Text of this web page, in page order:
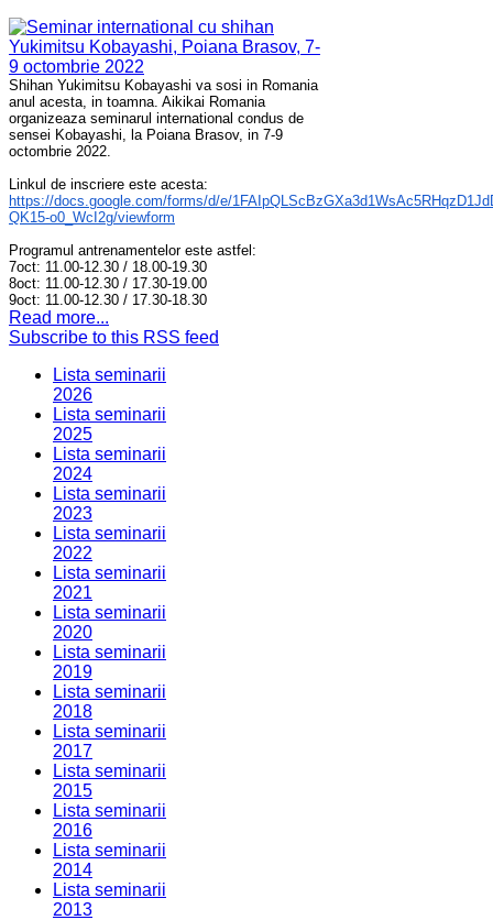
Shihan Yukimitsu Kobayashi va sosi in Romania
anul acesta, in toamna. Aikikai Romania
organizeaza seminarul international condus de
sensei Kobayashi, la Poiana Brasov, in 7-9
octombrie 2022.
Linkul de inscriere este acesta:
https://docs.google.com/forms/d/e/
QK15-o0_WcI2g/viewform
Programul antrenamentelor este astfel:
7oct: 11.00-12.30 / 18.00-19.30
8oct: 11.00-12.30 / 17.30-19.00
9oct: 11.00-12.30 / 17.30-18.30
Read more...
Subscribe to this RSS feed
Lista seminarii
2026
Lista seminarii
2025
Lista seminarii
2024
Lista seminarii
2023
Lista seminarii
2022
Lista seminarii
2021
Lista seminarii
2020
Lista seminarii
2019
Lista seminarii
2018
Lista seminarii
2017
Lista seminarii
2015
Lista seminarii
2016
Lista seminarii
2014
Lista seminarii
2013